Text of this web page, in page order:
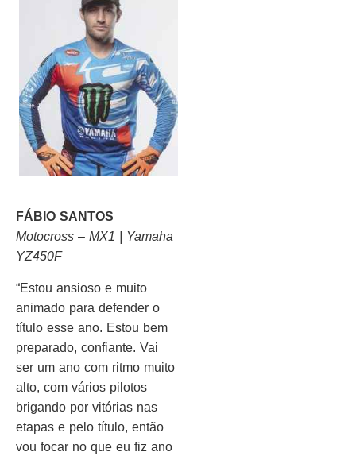
FÁBIO SANTOS
Motocross – MX1 | Yamaha
YZ450F
“Estou ansioso e muito
animado para defender o
título esse ano. Estou bem
preparado, confiante. Vai
ser um ano com ritmo muito
alto, com vários pilotos
brigando por vitórias nas
etapas e pelo título, então
vou focar no que eu fiz ano